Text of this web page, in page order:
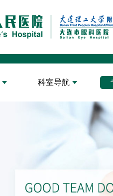
科室导航